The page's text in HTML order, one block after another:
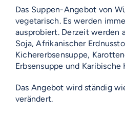
Das Suppen-Angebot von
vegetarisch. Es werden
ausprobiert. Derzeit werden
Soja, Afrikanischer
Kichererbsensuppe,
Erbsensuppe und
Das Angebot wird ständig
verändert.